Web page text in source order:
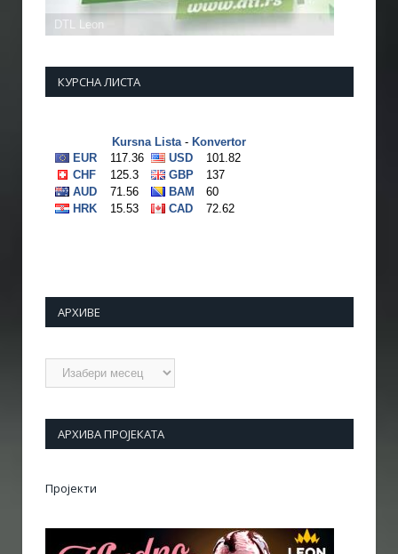
КУРСНА ЛИСТА
АРХИВЕ
Архиве
АРХИВА ПРОЈЕКАТА
Пројекти